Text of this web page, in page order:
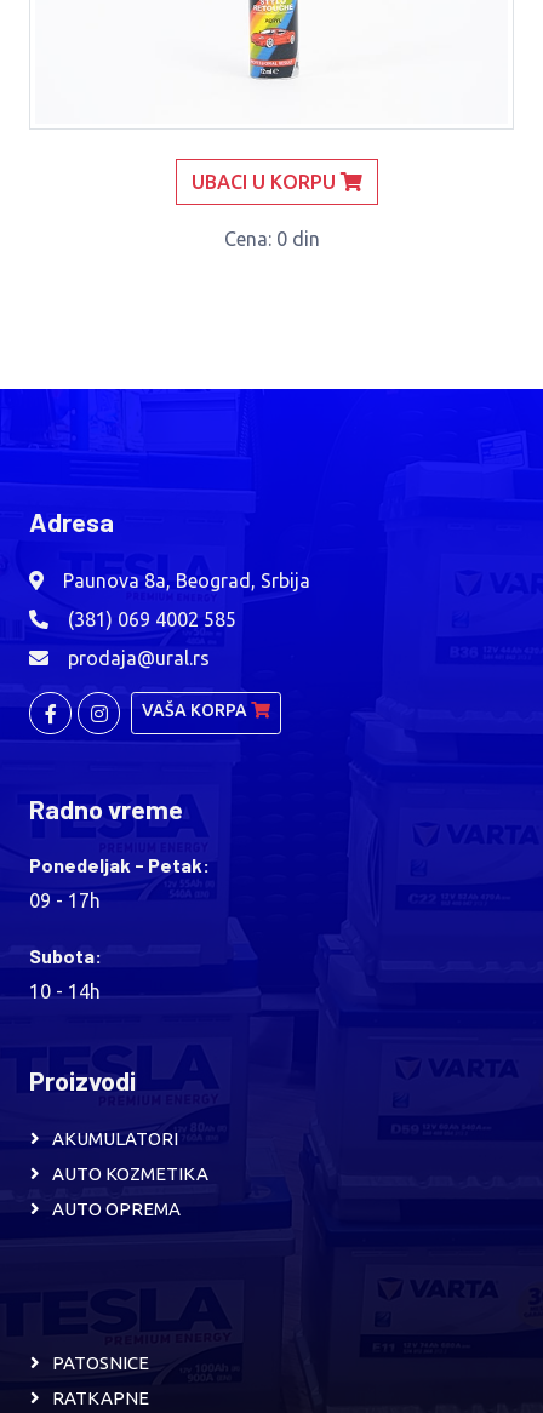
UBACI U KORPU
Cena: 0 din
Adresa
Paunova 8a, Beograd, Srbija
(381) 069 4002 585
prodaja@ural.rs
VAŠA KORPA
Radno vreme
Ponedeljak - Petak:
09 - 17h
Subota:
10 - 14h
Proizvodi
AKUMULATORI
AUTO KOZMETIKA
AUTO OPREMA
PATOSNICE
RATKAPNE